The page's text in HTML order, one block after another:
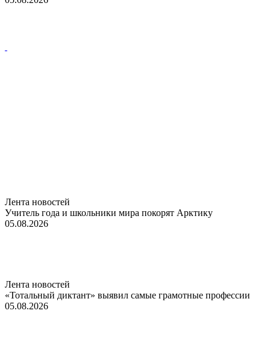
Лента новостей
Учитель года и школьники мира покорят Арктику
05.08.2026
Лента новостей
«Тотальный диктант» выявил самые грамотные профессии
05.08.2026